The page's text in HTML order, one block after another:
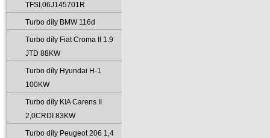
TFSI‚06J145701R
Turbo díly BMW 116d
Turbo díly Fiat Croma II 1.9
JTD 88KW
Turbo díly Hyundai H-1
100KW
Turbo díly KIA Carens II
2‚0CRDI 83KW
Turbo díly Peugeot 206 1‚4